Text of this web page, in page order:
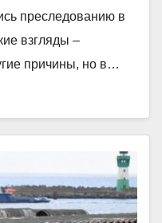
преследованию в
взгляды –
причины, но в…